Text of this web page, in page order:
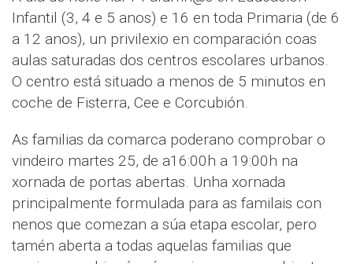
Infantil (3, 4 e 5 anos) e 16 en toda Primaria (de 6
a 12 anos), un privilexio en comparación coas
aulas saturadas dos centros escolares urbanos.
O centro está situado a menos de 5 minutos en
coche de Fisterra, Cee e Corcubión.
As familias da comarca poderano comprobar o
vindeiro martes 25, de a16:00h a 19:00h na
xornada de portas abertas. Unha xornada
principalmente formulada para as familais con
nenos que comezan a súa etapa escolar, pero
tamén aberta a todas aquelas familias que